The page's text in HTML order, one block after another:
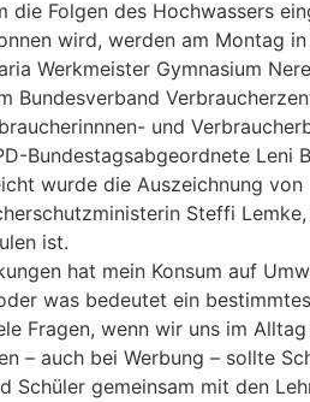
die Folgen des Hochwassers
wird, werden am Montag
Werkmeister Gymnasium
Bundesverband
und
Bundestagsabgeordnete Leni
wurde die Auszeichnung von
Steffi
ist.
hat mein Konsum auf
was bedeutet ein
Fragen, wenn wir uns im
– auch bei Werbung – sollte
Schüler gemeinsam mit den